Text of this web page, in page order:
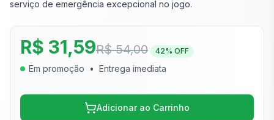
serviço de emergência excepcional no jogo.
R$ 31,59R$ 54,00 42% OFF
Em promoção • Entrega imediata
Adicionar ao Carrinho